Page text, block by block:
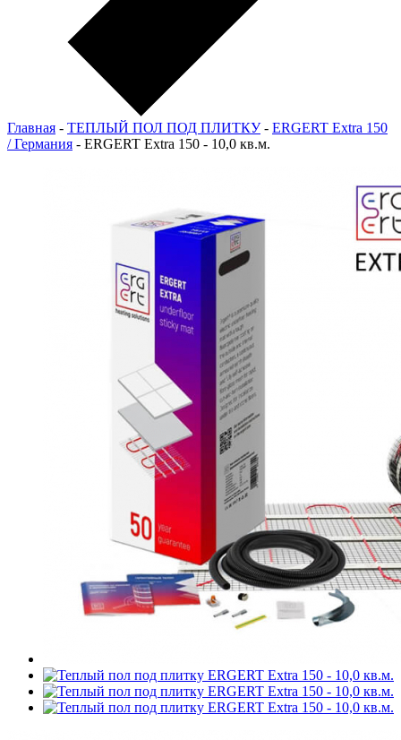
Главная - ТЕПЛЫЙ ПОЛ ПОД ПЛИТКУ - ERGERT Extra 150
/ Германия - ERGERT Extra 150 - 10,0 кв.м.